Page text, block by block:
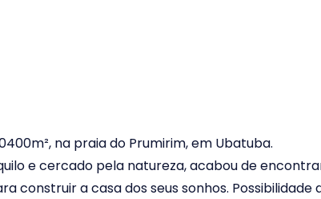
na praia do Prumirim, em Ubatuba.
e cercado pela natureza, acabou de
construir a casa dos seus sonhos. Possibilidade